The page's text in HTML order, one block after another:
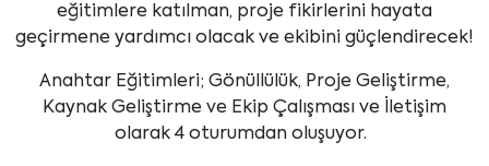
eğitimlere katılman, proje fikirlerini hayata
geçirmene yardımcı olacak ve ekibini güçlendirecek!
Anahtar Eğitimleri; Gönüllülük, Proje Geliştirme,
Kaynak Geliştirme ve Ekip Çalışması ve İletişim
olarak 4 oturumdan oluşuyor.